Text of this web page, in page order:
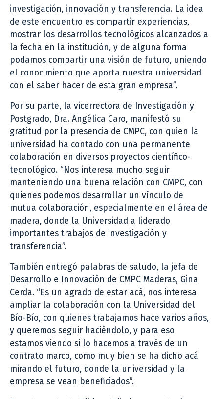
investigación, innovación y transferencia. La idea
de este encuentro es compartir experiencias,
mostrar los desarrollos tecnológicos alcanzados a
la fecha en la institución, y de alguna forma
podamos compartir una visión de futuro, uniendo
el conocimiento que aporta nuestra universidad
con el saber hacer de esta gran empresa”.
Por su parte, la vicerrectora de Investigación y
Postgrado, Dra. Angélica Caro, manifestó su
gratitud por la presencia de CMPC, con quien la
universidad ha contado con una permanente
colaboración en diversos proyectos científico-
tecnológico. “Nos interesa mucho seguir
manteniendo una buena relación con CMPC, con
quienes podemos desarrollar un vínculo de
mutua colaboración, especialmente en el área de
madera, donde la Universidad a liderado
importantes trabajos de investigación y
transferencia”.
También entregó palabras de saludo, la jefa de
Desarrollo e Innovación de CMPC Maderas, Gina
Cerda. “Es un agrado de estar acá, nos interesa
ampliar la colaboración con la Universidad del
Bío-Bío, con quienes trabajamos hace varios años,
y queremos seguir haciéndolo, y para eso
estamos viendo si lo hacemos a través de un
contrato marco, como muy bien se ha dicho acá
mirando el futuro, donde la universidad y la
empresa se vean beneficiados”.